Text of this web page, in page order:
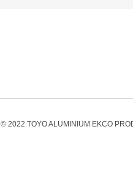
© 2022 TOYO ALUMINIUM EKCO